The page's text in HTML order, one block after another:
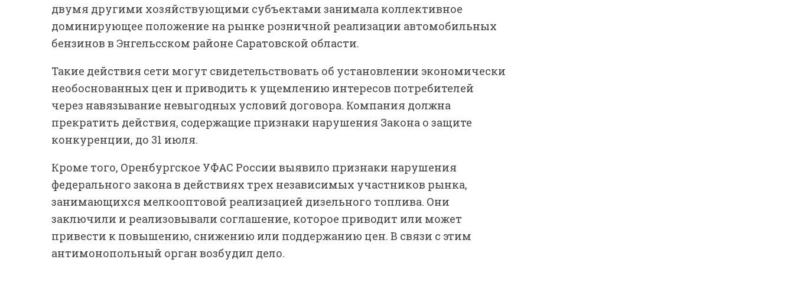
двумя другими хозяйствующими субъектами занимала коллективное
доминирующее положение на рынке розничной реализации автомобильных
бензинов в Энгельсском районе Саратовской области.
Такие действия сети могут свидетельствовать об установлении экономически
необоснованных цен и приводить к ущемлению интересов потребителей
через навязывание невыгодных условий договора. Компания должна
прекратить действия, содержащие признаки нарушения Закона о защите
конкуренции, до 31 июля.
Кроме того, Оренбургское УФАС России выявило признаки нарушения
федерального закона в действиях трех независимых участников рынка,
занимающихся мелкооптовой реализацией дизельного топлива. Они
заключили и реализовывали соглашение, которое приводит или может
привести к повышению, снижению или поддержанию цен. В связи с этим
антимонопольный орган возбудил дело.